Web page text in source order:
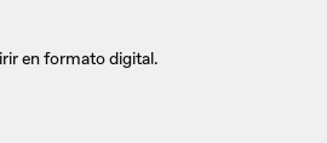
en formato digital.